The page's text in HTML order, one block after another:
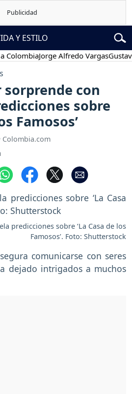
Y ESTILO
Jorge Alfredo VargasGustavo
sorprende con
sobre
Famosos’
Colombia.com
predicciones sobre ‘La Casa de los
Famosos’. Foto: Shutterstock
comunicarse con seres
dejado intrigados a muchos